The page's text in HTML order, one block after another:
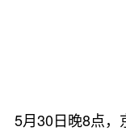
5月30日晚8点，